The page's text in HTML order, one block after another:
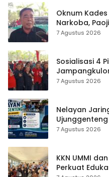
Oknum
Narkoba,
Calon Kades
7 Agustus 2026
Sosialisasi 4
Pentingnya
7 Agustus 2026
Nelayan
Penangkapan
7 Agustus 2026
KKN UMMI
Perkuat